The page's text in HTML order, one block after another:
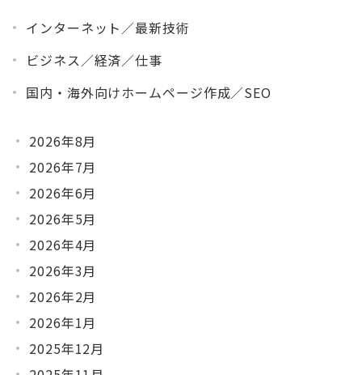
インターネット／最新技術
ビジネス／経済／仕事
国内・海外向けホームページ作成／SEO
2026年8月
2026年7月
2026年6月
2026年5月
2026年4月
2026年3月
2026年2月
2026年1月
2025年12月